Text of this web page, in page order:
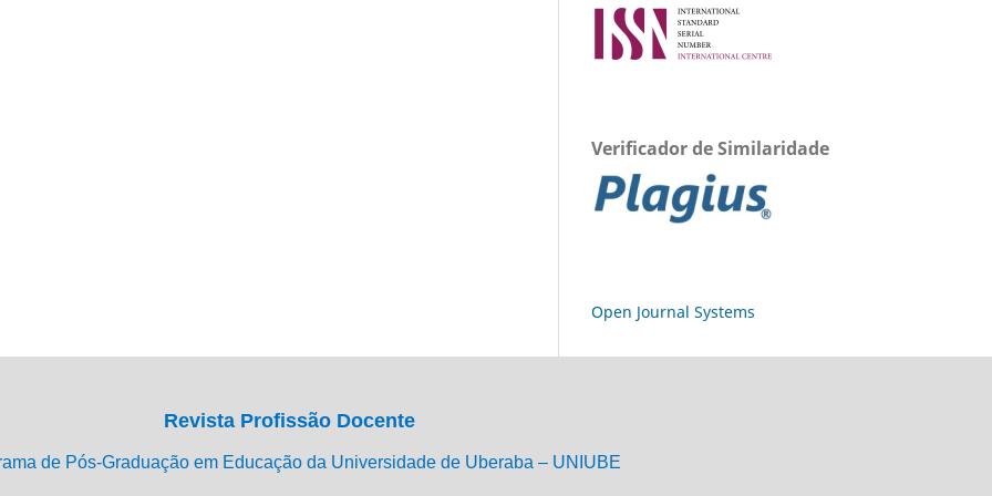
Verificador de Similaridade
Open Journal Systems
Revista Profissão Docente
de Pós-Graduação em Educação da Universidade de Uberaba – UNIUBE